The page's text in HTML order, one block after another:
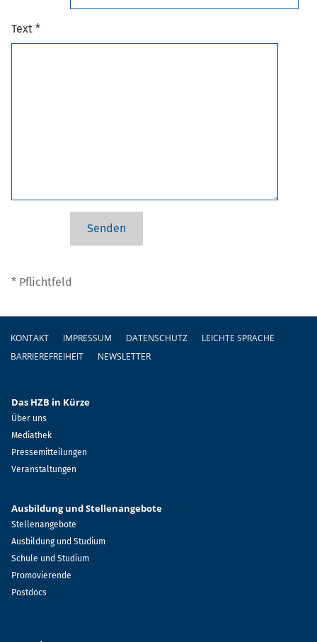
Text *
* Pflichtfeld
Fußzeile
KONTAKT IMPRESSUM DATENSCHUTZ
LEICHTE SPRACHE
BARRIEREFREIHEIT
NEWSLETTER
Das HZB in Kürze
Über uns
Mediathek
Pressemitteilungen
Veranstaltungen
Ausbildung und Stellenangebote
Stellenangebote
Ausbildung und Studium
Schule und Studium
Promovierende
Postdocs